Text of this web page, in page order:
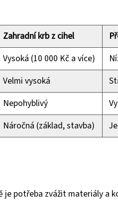
Zahradní krb z cihel
Vysoká (10 000 Kč a více)
Velmi vysoká
Nepohyblivý
Náročná (základ, stavba)
je potřeba zvážit materiály a